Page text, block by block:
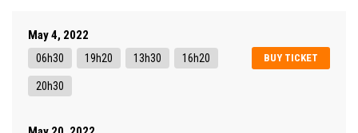
May 4, 2022
BUY TICKET
06h30 19h20 13h30 16h20
20h30